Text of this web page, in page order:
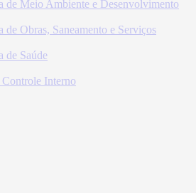
de Meio Ambiente e Desenvolvimento
de Obras, Saneamento e Serviços
de Saúde
Interno